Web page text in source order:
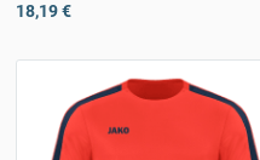
18,19 €